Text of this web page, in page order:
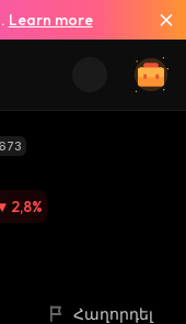
Learn more
2,8%
Հաղորդել